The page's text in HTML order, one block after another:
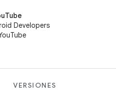
Developers
VERSIONES